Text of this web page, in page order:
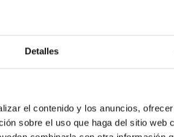
Detalles
el contenido y los anuncios,
sobre el uso que haga del sitio web
MAYOR DE 18 AÑOS
y ya no mira hacia abajo.
tiro de la séptima plaza, que
europeo